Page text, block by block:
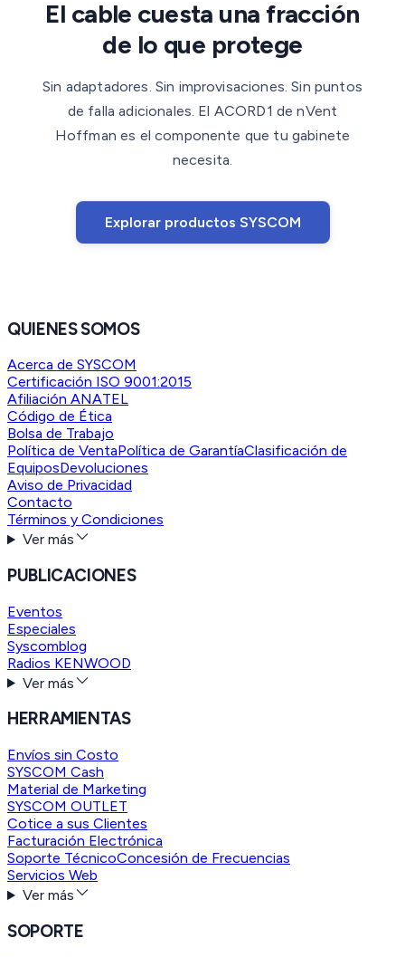
El cable cuesta una fracción
de lo que protege
Sin adaptadores. Sin improvisaciones. Sin puntos
de falla adicionales. El ACORD1 de nVent
Hoffman es el componente que tu gabinete
necesita.
Explorar productos SYSCOM
QUIENES SOMOS
Acerca de SYSCOM
Certificación ISO 9001:2015
Afiliación ANATEL
Código de Ética
Bolsa de Trabajo
Política de VentaPolítica de GarantíaClasificación de
EquiposDevoluciones
Aviso de Privacidad
Contacto
Términos y Condiciones
Ver más
PUBLICACIONES
Eventos
Especiales
Syscomblog
Radios KENWOOD
Ver más
HERRAMIENTAS
Envíos sin Costo
SYSCOM Cash
Material de Marketing
SYSCOM OUTLET
Cotice a sus Clientes
Facturación Electrónica
Soporte TécnicoConcesión de Frecuencias
Servicios Web
Ver más
SOPORTE